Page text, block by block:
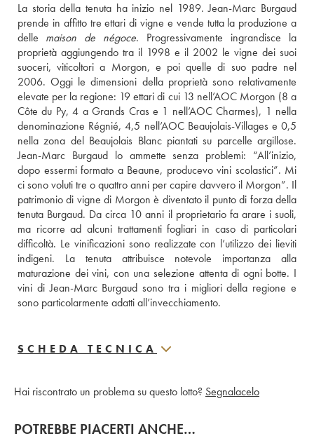
La storia della tenuta ha inizio nel 1989. Jean-Marc Burgaud
prende in affitto tre ettari di vigne e vende tutta la produzione a
delle maison de négoce. Progressivamente ingrandisce la
proprietà aggiungendo tra il 1998 e il 2002 le vigne dei suoi
suoceri, viticoltori a Morgon, e poi quelle di suo padre nel
2006. Oggi le dimensioni della proprietà sono relativamente
elevate per la regione: 19 ettari di cui 13 nell’AOC Morgon (8 a
Côte du Py, 4 a Grands Cras e 1 nell’AOC Charmes), 1 nella
denominazione Régnié, 4,5 nell’AOC Beaujolais-Villages e 0,5
nella zona del Beaujolais Blanc piantati su parcelle argillose.
Jean-Marc Burgaud lo ammette senza problemi: “All’inizio,
dopo essermi formato a Beaune, producevo vini scolastici”. Mi
ci sono voluti tre o quattro anni per capire davvero il Morgon”. Il
patrimonio di vigne di Morgon è diventato il punto di forza della
tenuta Burgaud. Da circa 10 anni il proprietario fa arare i suoli,
ma ricorre ad alcuni trattamenti fogliari in caso di particolari
difficoltà. Le vinificazioni sono realizzate con l’utilizzo dei lieviti
indigeni. La tenuta attribuisce notevole importanza alla
maturazione dei vini, con una selezione attenta di ogni botte. I
vini di Jean-Marc Burgaud sono tra i migliori della regione e
sono particolarmente adatti all’invecchiamento.
SCHEDA TECNICA
Hai riscontrato un problema su questo lotto? Segnalacelo
POTREBBE PIACERTI ANCHE…